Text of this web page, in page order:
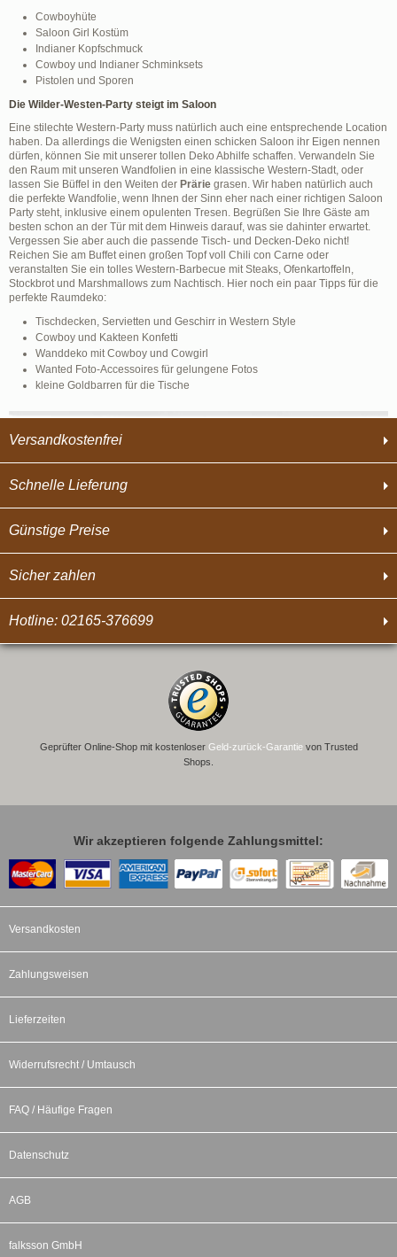
Versandkostenfrei
Schnelle Lieferung
Günstige Preise
Sicher zahlen
Hotline: 02165-376699
Cowboyhüte
Saloon Girl Kostüm
Indianer Kopfschmuck
Cowboy und Indianer Schminksets
Pistolen und Sporen
Die Wilder-Westen-Party steigt im Saloon
Eine stilechte Western-Party muss natürlich auch eine entsprechende Location
haben. Da allerdings die Wenigsten einen schicken Saloon ihr Eigen nennen
dürfen, können Sie mit unserer tollen Deko Abhilfe schaffen. Verwandeln Sie
den Raum mit unseren Wandfolien in eine klassische Western-Stadt, oder
lassen Sie Büffel in den Weiten der Prärie grasen. Wir haben natürlich auch
die perfekte Wandfolie, wenn Ihnen der Sinn eher nach einer richtigen Saloon
Party steht, inklusive einem opulenten Tresen. Begrüßen Sie Ihre Gäste am
besten schon an der Tür mit dem Hinweis darauf, was sie dahinter erwartet.
Vergessen Sie aber auch die passende Tisch- und Decken-Deko nicht!
Reichen Sie am Buffet einen großen Topf voll Chili con Carne oder
veranstalten Sie ein tolles Western-Barbecue mit Steaks, Ofenkartoffeln,
Stockbrot und Marshmallows zum Nachtisch. Hier noch ein paar Tipps für die
perfekte Raumdeko:
Tischdecken, Servietten und Geschirr in Western Style
Cowboy und Kakteen Konfetti
Wanddeko mit Cowboy und Cowgirl
Wanted Foto-Accessoires für gelungene Fotos
kleine Goldbarren für die Tische
Geprüfter Online-Shop mit kostenloser Geld-zurück-Garantievon Trusted
Shops.
Wir akzeptieren folgende Zahlungsmittel:
Versandkosten
Zahlungsweisen
Lieferzeiten
Widerrufsrecht / Umtausch
FAQ / Häufige Fragen
Datenschutz
AGB
falksson GmbH